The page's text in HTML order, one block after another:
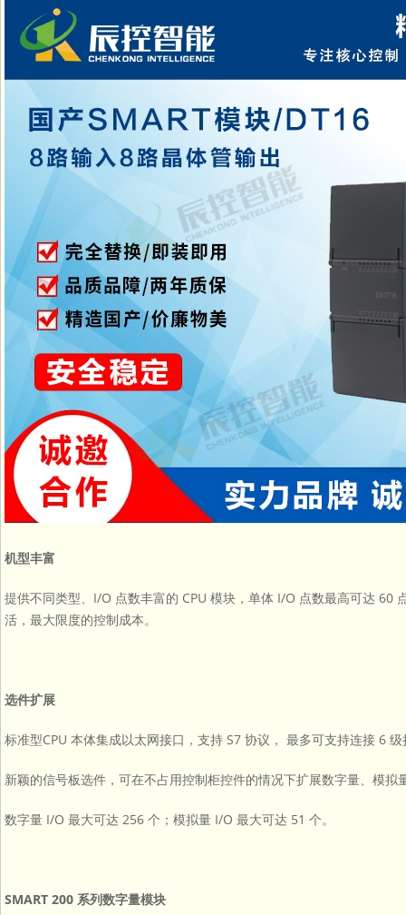
机型丰富
提供不同类型、I/O 点数丰富的 CPU 模块，单体 I/O 点数最高可达 60
活，最大限度的控制成本。
选件扩展
标准型CPU 本体集成以太网接口，支持 S7 协议， 最多可支持连接 6
新颖的信号板选件，可在不占用控制柜控件的情况下扩展数字量、模
数字量 I/O 最大可达 256 个；模拟量 I/O 最大可达 51 个。
SMART 200 系列数字量模块